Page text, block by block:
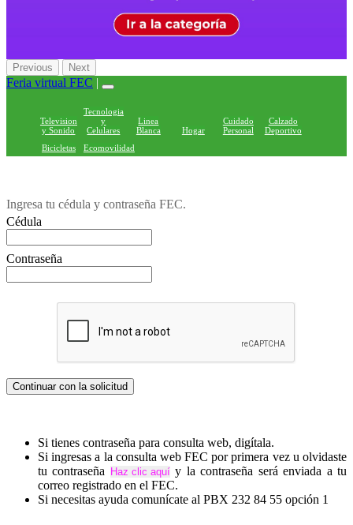
Previous Next
Feria virtual FEC |
Television
y Sonido
Tecnologia
y
Celulares
Linea
Blanca
Hogar
Cuidado
Personal
Calzado
Deportivo
Bicicletas
Ecomovilidad
Ingresa tu cédula y contraseña FEC.
Cédula
Contraseña
Si tienes contraseña para consulta web, digítala.
Si ingresas a la consulta web FEC por primera vez u olvidaste
tu contraseña
y la contraseña será enviada a tu
correo registrado en el FEC.
Si necesitas ayuda comunícate al PBX 232 84 55 opción 1